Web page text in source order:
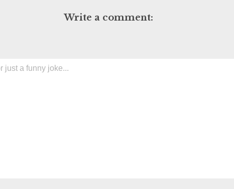
Write a comment: